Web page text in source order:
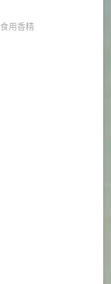
食用香精